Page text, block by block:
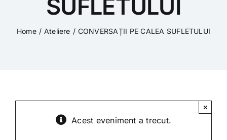
Articole
Dr. Soescu
Shop
SUFLETULUI
Home Ateliere CONVERSAȚII PE CALEA SUFLETULUI
Acest eveniment a trecut.
×